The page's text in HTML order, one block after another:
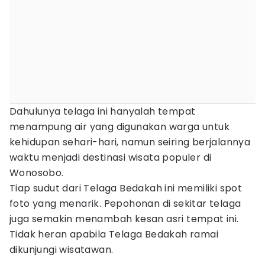
Dahulunya telaga ini hanyalah tempat
menampung air yang digunakan warga untuk
kehidupan sehari-hari, namun seiring berjalannya
waktu menjadi destinasi wisata populer di
Wonosobo.
Tiap sudut dari Telaga Bedakah ini memiliki spot
foto yang menarik. Pepohonan di sekitar telaga
juga semakin menambah kesan asri tempat ini.
Tidak heran apabila Telaga Bedakah ramai
dikunjungi wisatawan.